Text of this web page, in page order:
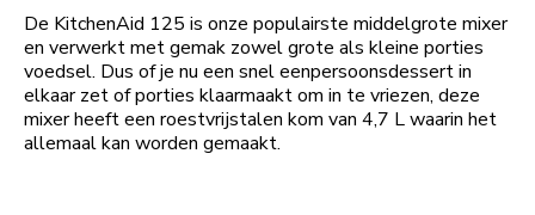
De KitchenAid 125 is onze populairste middelgrote mixer
en verwerkt met gemak zowel grote als kleine porties
voedsel. Dus of je nu een snel eenpersoonsdessert in
elkaar zet of porties klaarmaakt om in te vriezen, deze
mixer heeft een roestvrijstalen kom van 4,7 L waarin het
allemaal kan worden gemaakt.